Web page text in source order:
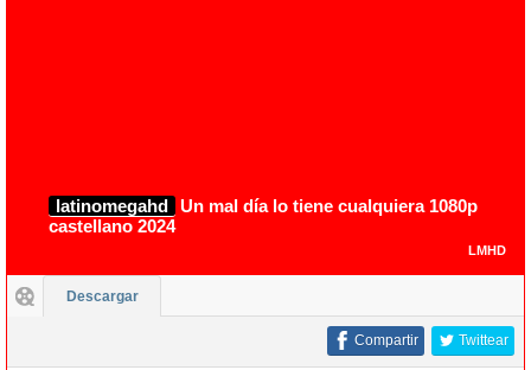
latinomegahd Un mal día lo tiene cualquiera 1080p
castellano 2024
LMHD
Descargar
Twittear
Compartir